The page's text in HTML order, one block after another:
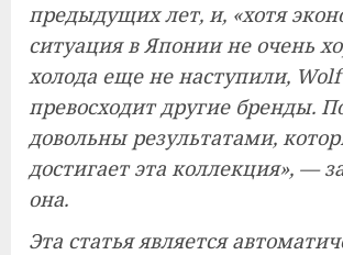
предыдущих лет, и, «хотя
ситуация в Японии не очень
холода еще не наступили,
превосходит другие бренды.
довольны результатами,
достигает эта коллекция», —
она.
Эта статья является